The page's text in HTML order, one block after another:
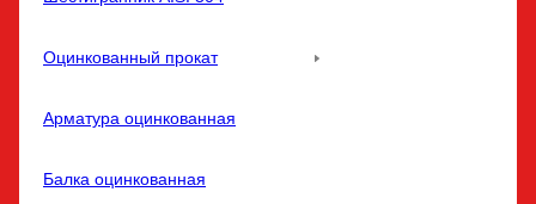
Оцинкованный прокат
Арматура оцинкованная
Балка оцинкованная